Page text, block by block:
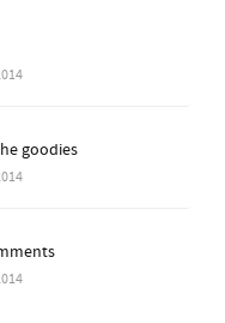
goodies